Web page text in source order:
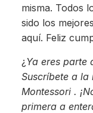
misma. Todos
sido los
aquí. Feliz
¿ Ya eres parte
Suscríbete a la
Montessori .
primera a